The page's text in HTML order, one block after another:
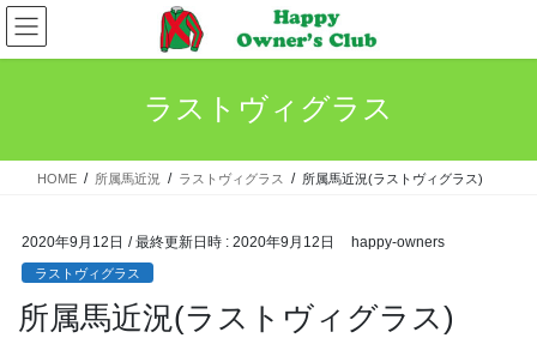
コ
ン
テ
ス
ナ
ビ
ゲ
ン
ラストヴィグラス
HOME 所属馬近況 ラストヴィグラス 所属馬近況(ラストヴィグラス)
2020年9月12日 / 最終更新日時 : 2020年9月12日 happy-owners
ラストヴィグラス
所属馬近況(ラストヴィグラス)